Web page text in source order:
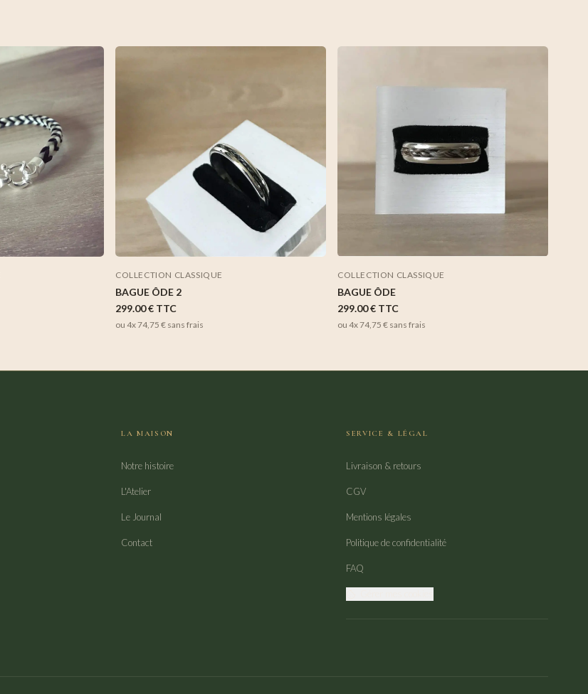
COLLECTION CLASSIQUE
BAGUE ÔDE 2
299.00 € TTC
ou 4x74,75 € sans frais
COLLECTION CLASSIQUE
BAGUE ÔDE
299.00 € TTC
ou 4x74,75 € sans frais
LA MAISON
Notre histoire
L'Atelier
Le Journal
Contact
SERVICE & LÉGAL
Livraison & retours
CGV
Mentions légales
Politique de confidentialité
FAQ